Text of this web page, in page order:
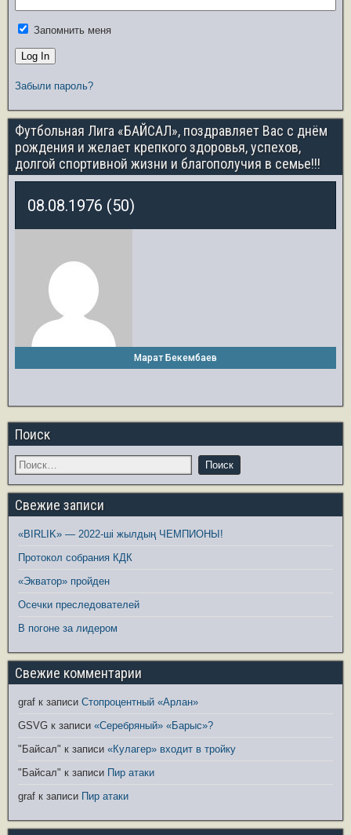
Запомнить меня
Забыли пароль?
Футбольная Лига «БАЙСАЛ», поздравляет Вас с днём
рождения и желает крепкого здоровья, успехов,
долгой спортивной жизни и благополучия в семье!!!
08.08.1976 (50)
Марат Бекембаев
Поиск
Свежие записи
«BIRLIK» — 2022-ші жылдың ЧЕМПИОНЫ!
Протокол собрания КДК
«Экватор» пройден
Осечки преследователей
В погоне за лидером
Свежие комментарии
graf к записи Стопроцентный «Арлан»
GSVG к записи «Серебряный» «Барыс»?
"Байсал" к записи «Кулагер» входит в тройку
"Байсал" к записи Пир атаки
graf к записи Пир атаки